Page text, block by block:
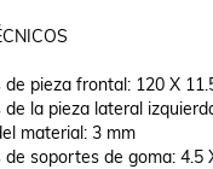
de pieza frontal: 120 X
de la pieza lateral
material: 3 mm
de soportes de goma: 4.5